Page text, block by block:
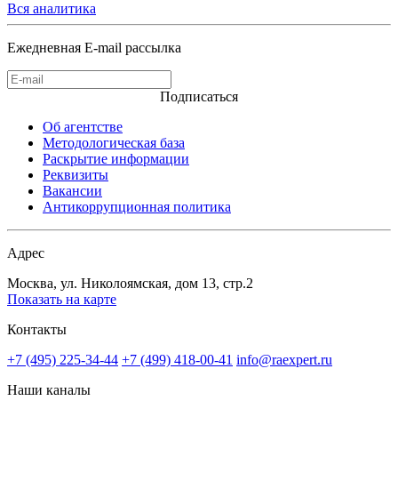
Вся аналитика
Ежедневная E-mail рассылка
Подписаться
Об агентстве
Методологическая база
Раскрытие информации
Реквизиты
Вакансии
Антикоррупционная политика
Адрес
Москва, ул. Николоямская, дом 13, стр.2
Показать на карте
Контакты
+7 (495) 225-34-44 +7 (499) 418-00-41 info@raexpert.ru
Наши каналы